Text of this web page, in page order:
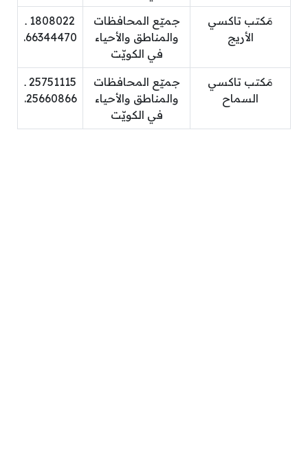
مَكتب تاكسي
الأريج
جميّع المحافظات
والمناطق والأحياء
في الكويّت
1808022 ـ
66344470.
مَكتب تاكسي
السماح
جميّع المحافظات
والمناطق والأحياء
في الكويّت
25751115 ـ
25660866.